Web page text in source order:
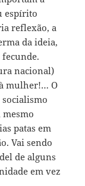
espírito
reflexão, a
da ideia,
fecunde.
nacional)
mulher!… O
patas em
Vai sendo
de alguns
em vez